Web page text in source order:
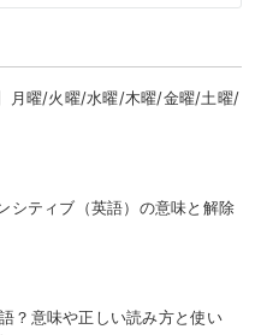
月曜/火曜/水曜/木曜/金曜/土曜/
シティブ（英語）の意味と解除
？意味や正しい読み方と使い